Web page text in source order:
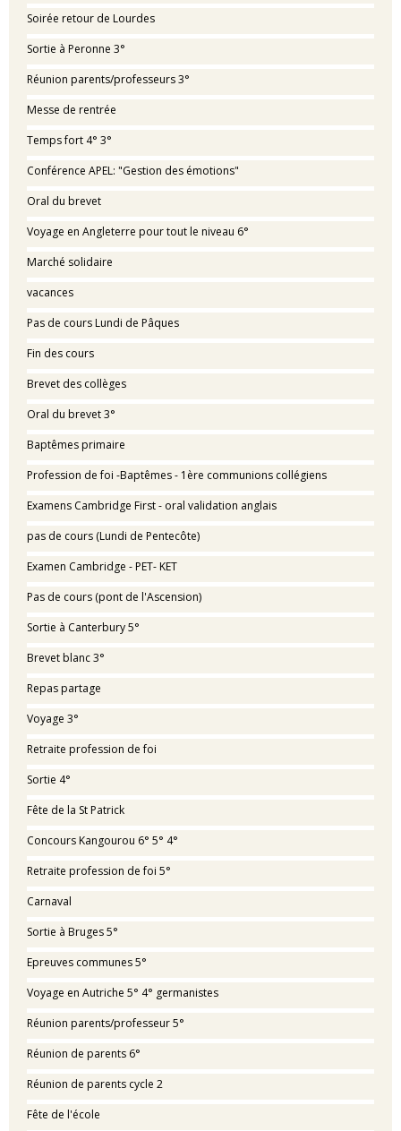
Soirée retour de Lourdes
Sortie à Peronne 3°
Réunion parents/professeurs 3°
Messe de rentrée
Temps fort 4° 3°
Conférence APEL: "Gestion des émotions"
Oral du brevet
Voyage en Angleterre pour tout le niveau 6°
Marché solidaire
vacances
Pas de cours Lundi de Pâques
Fin des cours
Brevet des collèges
Oral du brevet 3°
Baptêmes primaire
Profession de foi -Baptêmes - 1ère communions collégiens
Examens Cambridge First - oral validation anglais
pas de cours (Lundi de Pentecôte)
Examen Cambridge - PET- KET
Pas de cours (pont de l'Ascension)
Sortie à Canterbury 5°
Brevet blanc 3°
Repas partage
Voyage 3°
Retraite profession de foi
Sortie 4°
Fête de la St Patrick
Concours Kangourou 6° 5° 4°
Retraite profession de foi 5°
Carnaval
Sortie à Bruges 5°
Epreuves communes 5°
Voyage en Autriche 5° 4° germanistes
Réunion parents/professeur 5°
Réunion de parents 6°
Réunion de parents cycle 2
Fête de l'école